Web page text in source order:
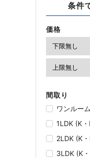
条件
価格
間取り
ワンルーム
1LDK (K
2LDK (K
3LDK (K